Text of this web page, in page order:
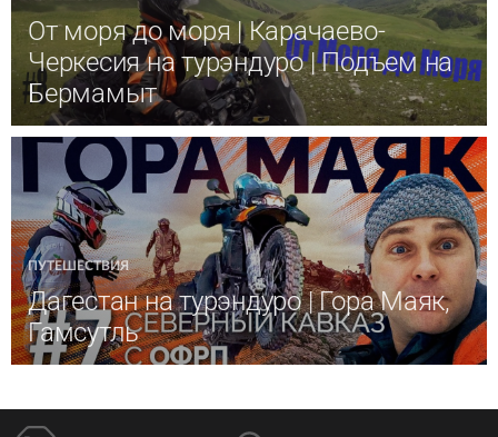
От моря до моря | Карачаево-
Черкесия на турэндуро | Подъем на
Бермамыт
ПУТЕШЕСТВИЯ
Дагестан на турэндуро | Гора Маяк,
Гамсутль